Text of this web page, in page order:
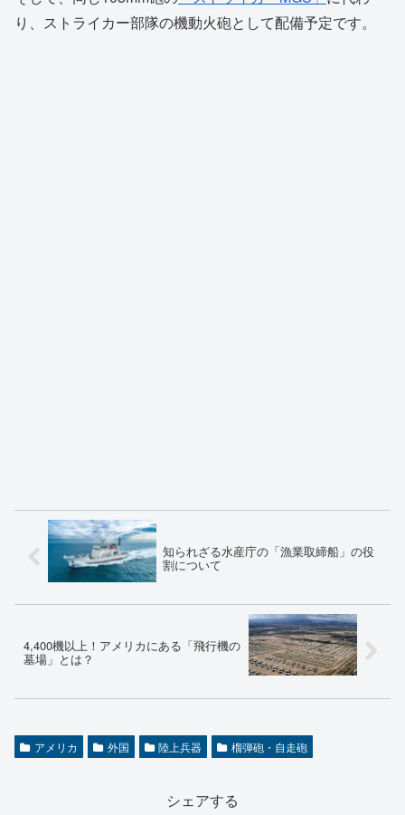
り、ストライカー部隊の機動火砲として配備予定です。
知られざる水産庁の「漁業取締船」の役
割について
4,400機以上！アメリカにある「飛行機の
墓場」とは？
アメリカ 外国 陸上兵器 榴弾砲・自走砲
シェアする